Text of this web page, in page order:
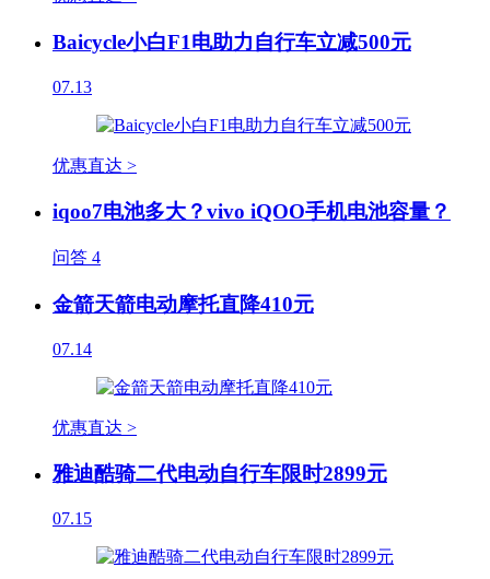
Baicycle小白F1电助力自行车立减500元
07.13
优惠直达 >
iqoo7电池多大？vivo iQOO手机电池容量？
问答 4
金箭天箭电动摩托直降410元
07.14
优惠直达 >
雅迪酷骑二代电动自行车限时2899元
07.15